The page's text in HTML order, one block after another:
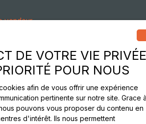
vendeur
bailleurDE VOTRE VIE PRIVÉE
POUR NOUS
afin de vous offrir une expérience
pertinente sur notre site. Grace
pouvons vous proposer du contenu en
d'intérêt. Ils nous permettent